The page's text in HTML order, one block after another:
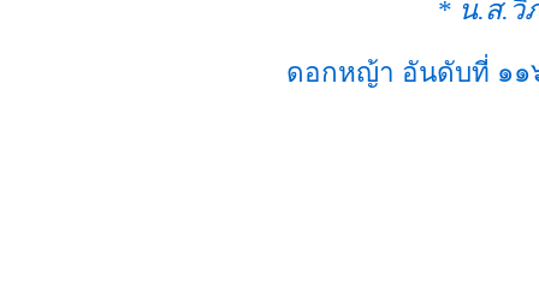
* น.ส.วิ
ดอกหญ้า อันดับที่ ๑